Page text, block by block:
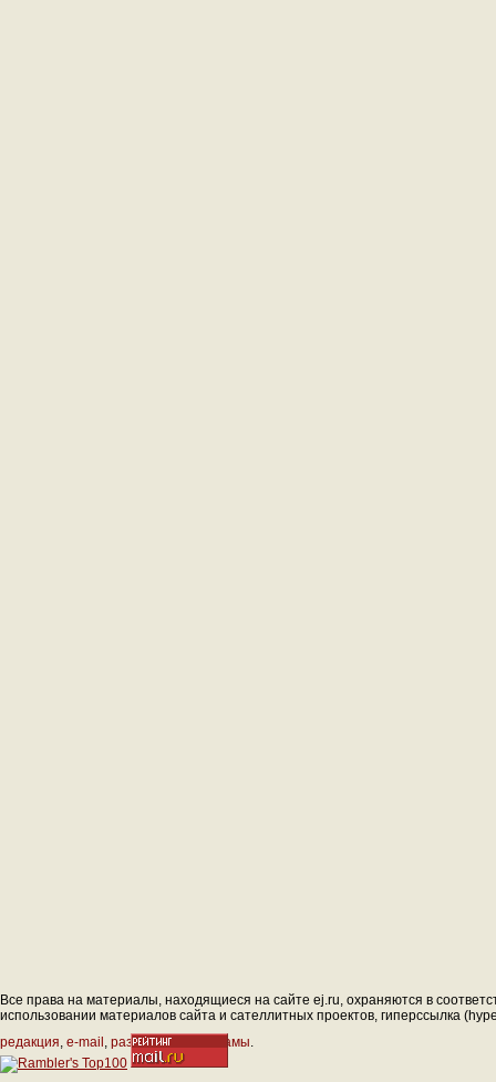
Все права на материалы, находящиеся на сайте ej.ru, охраняются в
использовании материалов сайта и сателлитных проектов, гиперссылка
редакция, e-mail , размещение рекламы.